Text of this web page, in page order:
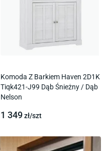
Komoda Z Barkiem Haven 2D1K
Tiqk421-J99 Dąb Śnieżny / Dąb
Nelson
1 349zł/szt